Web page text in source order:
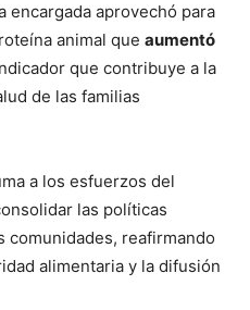
encargada aprovechó para
animal que aumentó
que contribuye a la
de las familias
a los esfuerzos del
las políticas
comunidades, reafirmando
alimentaria y la difusión